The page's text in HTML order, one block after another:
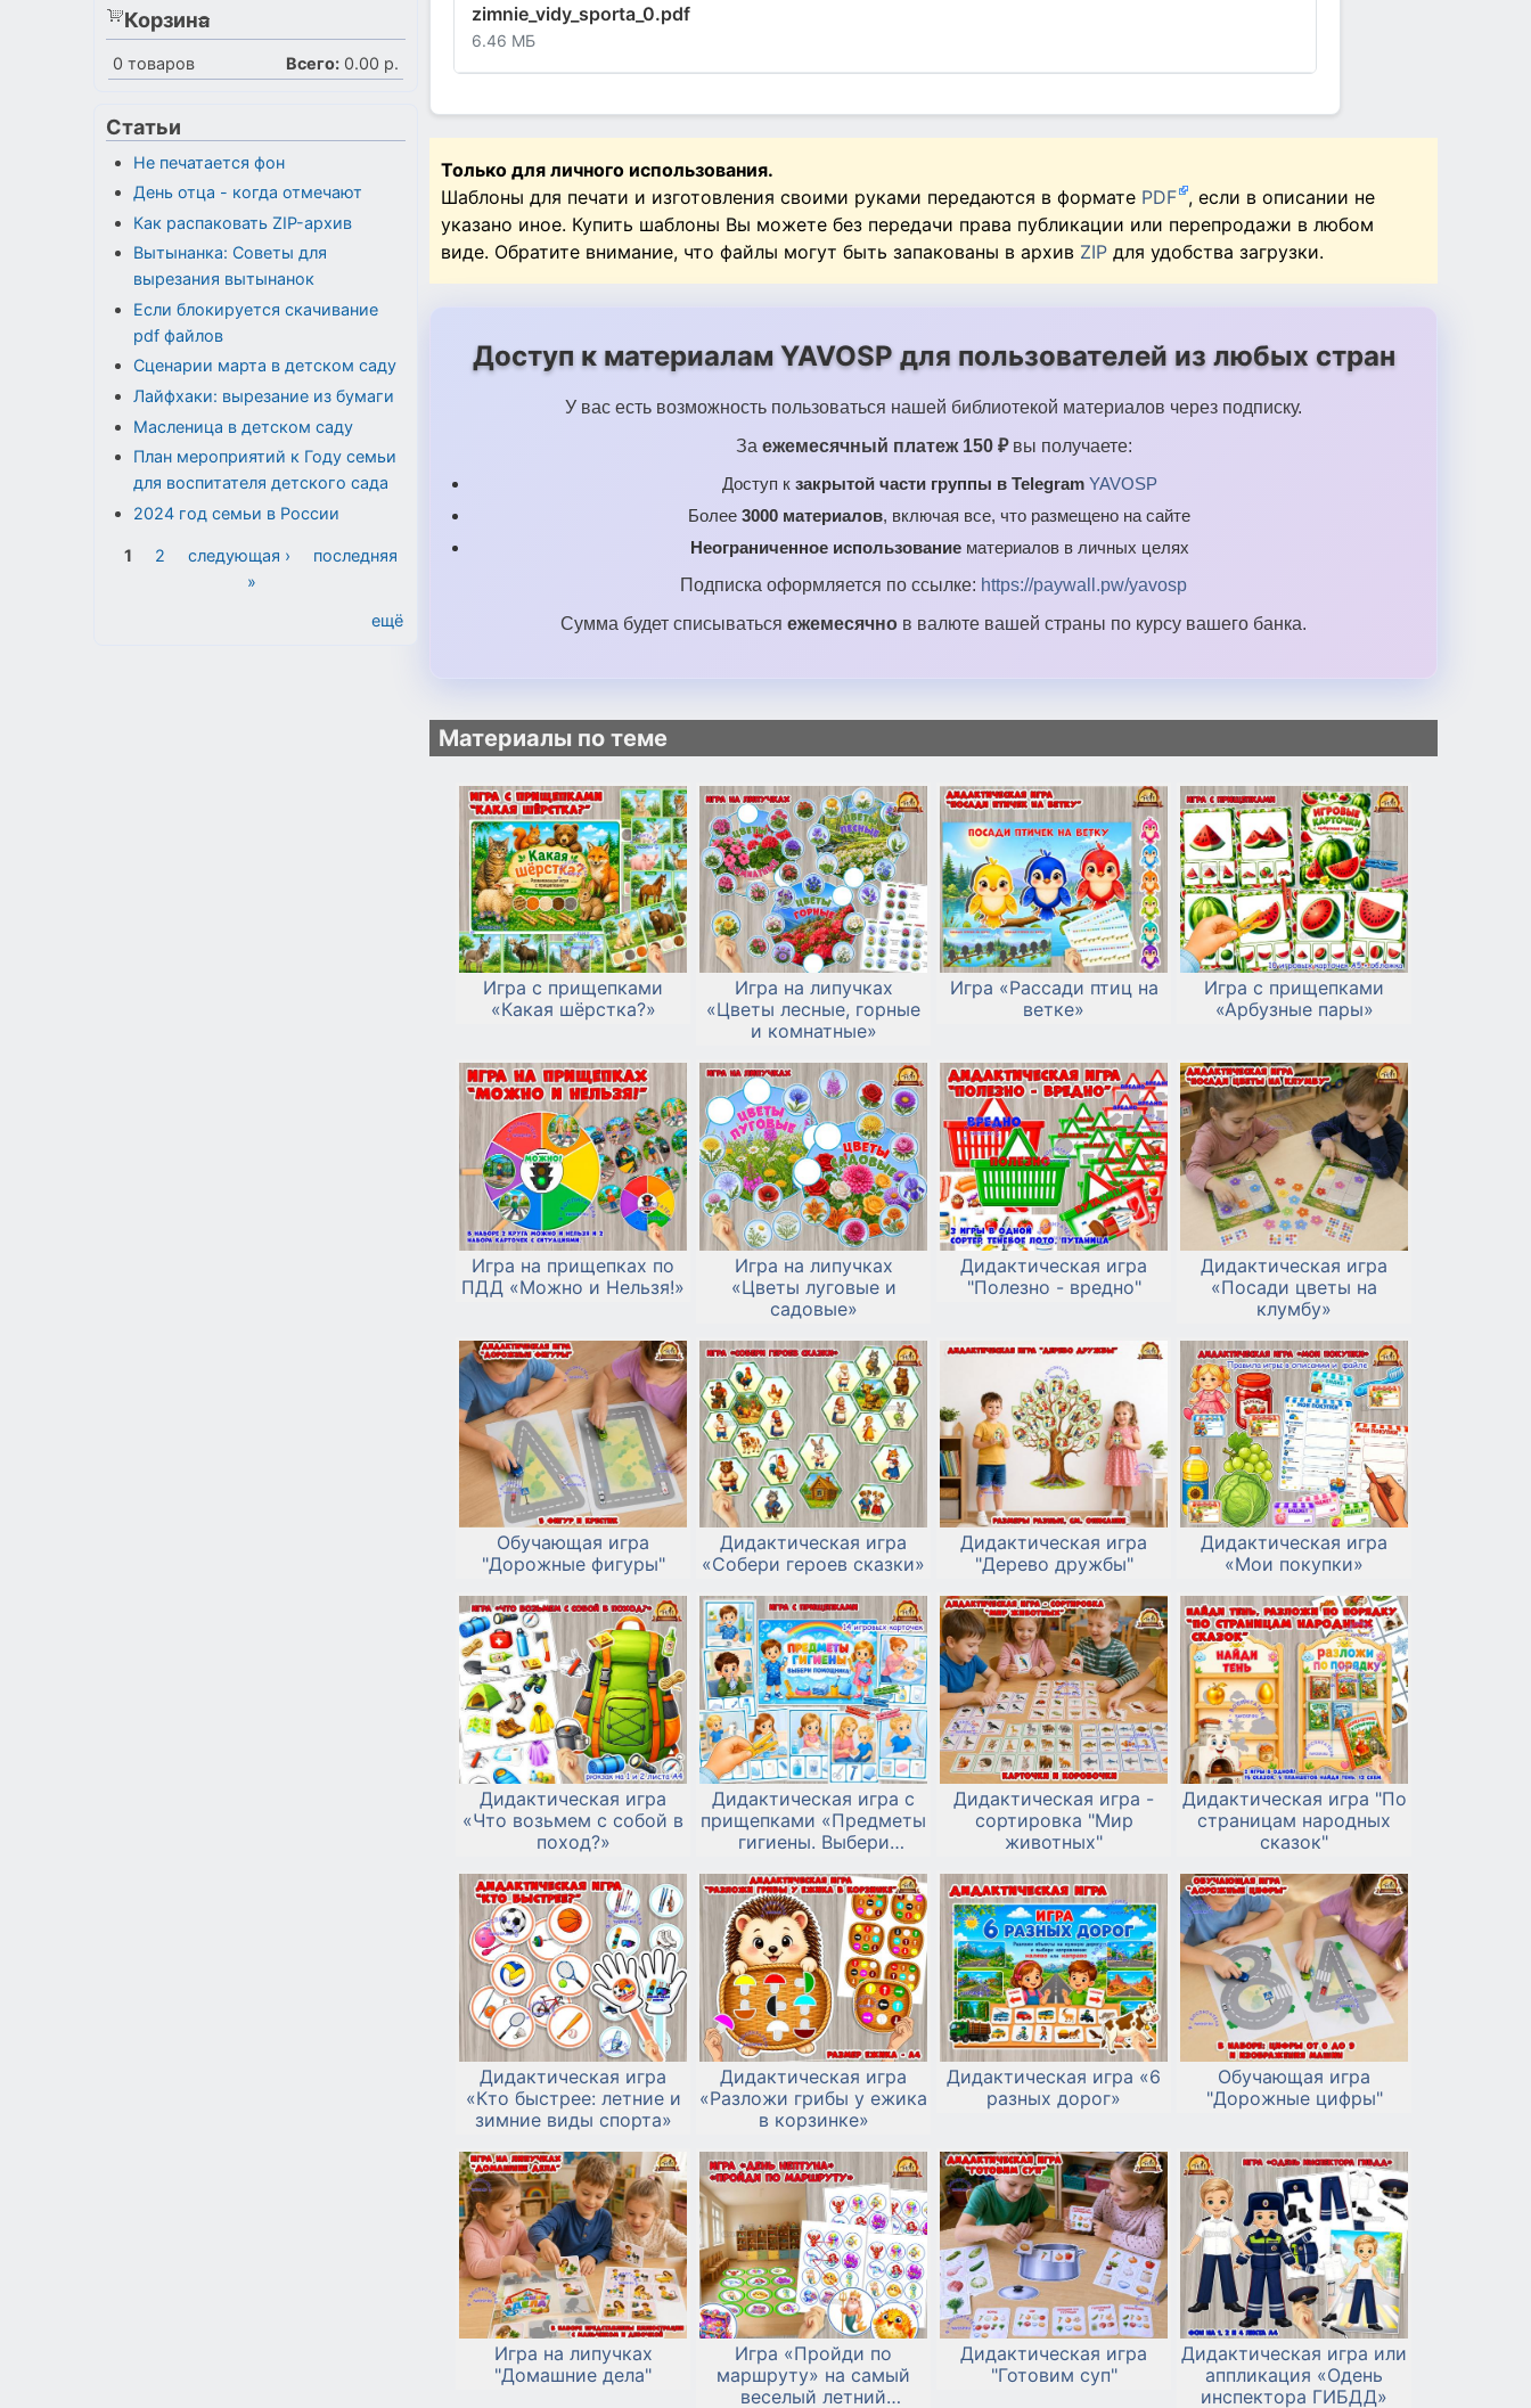
zimnie_vidy_sporta_0.pdf
6.46 МБ
Только для личного использования.
Шаблоны для печати и изготовления своими руками передаются в формате PDF , если в описании не
указано иное. Купить шаблоны Вы можете без передачи права публикации или перепродажи в любом
виде. Обратите внимание, что файлы могут быть запакованы в архив ZIP для удобства загрузки.
Доступ к материалам YAVOSP для пользователей из любых стран
У вас есть возможность пользоваться нашей библиотекой материалов через подписку.
За ежемесячный платеж 150 ₽вы получаете:
Доступ к закрытой части группы в Telegram YAVOSP
Более 3000 материалов, включая все, что размещено на сайте
Неограниченное использованиематериалов в личных целях
Подписка оформляется по ссылке: https://paywall.pw/yavosp
Сумма будет списываться ежемесячно в валюте вашей страны по курсу вашего банка.
Материалы по теме
Игра с прищепками
«Какая шёрстка?»
Игра на липучках
«Цветы лесные, горные
и комнатные»
Игра «Рассади птиц на
ветке»
Игра с прищепками
«Арбузные пары»
Игра на прищепках по
ПДД «Можно и Нельзя!»
Игра на липучках
«Цветы луговые и
садовые»
Дидактическая игра
"Полезно - вредно"
Дидактическая игра
«Посади цветы на
клумбу»
Обучающая игра
"Дорожные фигуры"
Дидактическая игра
«Собери героев сказки»
Дидактическая игра
"Дерево дружбы"
Дидактическая игра
«Мои покупки»
Дидактическая игра
«Что возьмем с собой в
поход?»
Дидактическая игра с
прищепками «Предметы
гигиены. Выбери
Дидактическая игра -
сортировка "Мир
животных"
Дидактическая игра "По
страницам народных
сказок"
Дидактическая игра
«Кто быстрее: летние и
зимние виды спорта»
Дидактическая игра
«Разложи грибы у ежика
в корзинке»
Дидактическая игра «6
разных дорог»
Обучающая игра
"Дорожные цифры"
Игра на липучках
"Домашние дела"
Игра «Пройди по
маршруту» на самый
веселый летний
Дидактическая игра
"Готовим суп"
Дидактическая игра или
аппликация «Одень
инспектора ГИБДД»
Корзина
0 товаров Всего: 0.00 р.
Статьи
Не печатается фон
День отца - когда отмечают
Как распаковать ZIP-архив
Вытынанка: Советы для
вырезания вытынанок
Если блокируется скачивание
pdf файлов
Сценарии марта в детском саду
Лайфхаки: вырезание из бумаги
Масленица в детском саду
План мероприятий к Году семьи
для воспитателя детского сада
2024 год семьи в России
Страницы
1 2 следующая ›
последняя
»
ещё